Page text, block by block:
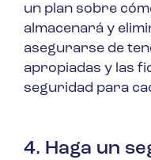
un plan sobre
almacenará y
asegurarse de
apropiadas y las
seguridad para
4. Haga un